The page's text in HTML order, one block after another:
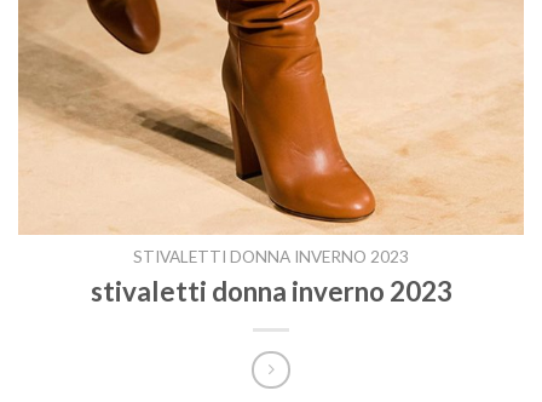
STIVALETTI DONNA INVERNO 2023
stivaletti donna inverno 2023